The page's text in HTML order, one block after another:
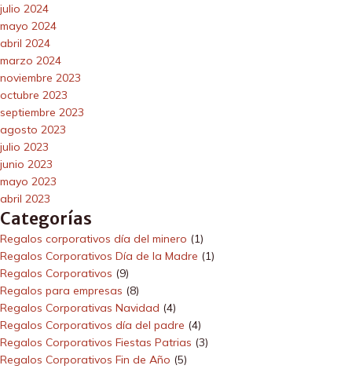
julio 2024
mayo 2024
abril 2024
marzo 2024
noviembre 2023
octubre 2023
septiembre 2023
agosto 2023
julio 2023
junio 2023
mayo 2023
abril 2023
Categorías
Regalos corporativos día del minero (1)
Regalos Corporativos Día de la Madre (1)
Regalos Corporativos (9)
Regalos para empresas (8)
Regalos Corporativas Navidad (4)
Regalos Corporativos día del padre (4)
Regalos Corporativos Fiestas Patrias (3)
Regalos Corporativos Fin de Año (5)